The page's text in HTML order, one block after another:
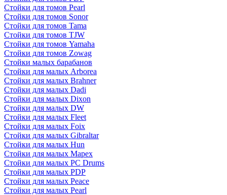
Стойки для томов Pearl
Стойки для томов Sonor
Стойки для томов Tama
Стойки для томов TJW
Стойки для томов Yamaha
Стойки для томов Zowag
Стойки малых барабанов
Стойки для малых Arborea
Стойки для малых Brahner
Стойки для малых Dadi
Стойки для малых Dixon
Стойки для малых DW
Стойки для малых Fleet
Стойки для малых Foix
Стойки для малых Gibraltar
Стойки для малых Hun
Стойки для малых Mapex
Стойки для малых PC Drums
Стойки для малых PDP
Стойки для малых Peace
Стойки для малых Pearl